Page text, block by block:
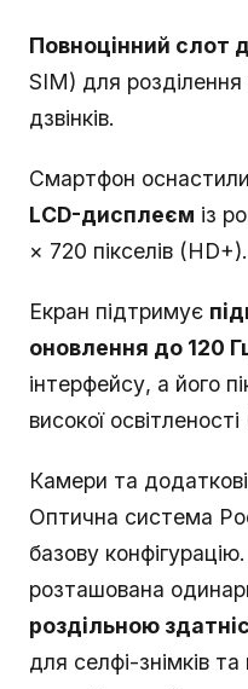
Повноцінний слот
SIM) для
дзвінків.
Смартфон
LCD-дисплеєм із
× 720 пікселів (HD+).
Екран підтримує
оновлення до 120
інтерфейсу, а його
високої
Камери та
Оптична система
базову
розташована
роздільною
для селфі-знімків та